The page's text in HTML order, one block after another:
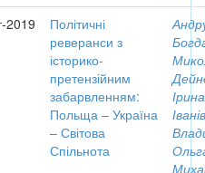
2019
Політичні
реверанси з
історико-
претензійним
забарвленням:
Польща – Україна
– Світова
Спільнота
Ірина